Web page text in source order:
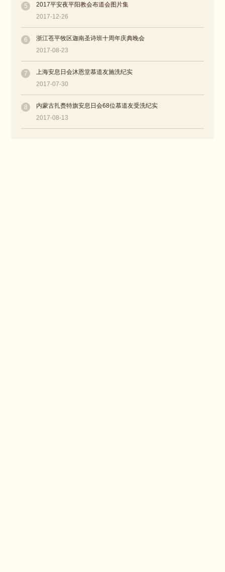
5
2017平安夜平阳教会布道会图片集
2017-12-26
6
浙江苍平牧区迦南圣诗班十周年庆典晚会
2017-08-23
7
上海安息日会沐恩堂慕道友施洗纪实
2017-07-30
8
内蒙古扎赉特旗安息日会68位慕道友受洗纪实
2017-08-13